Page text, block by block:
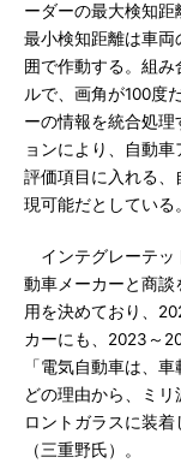
ーダーの最大検知距
最小検知距離は車
囲で作動する。組
ルで、画角が100度
ーの情報を統合処
ョンにより、自動
評価項目に入れる
現可能だとしている。
インテグレーテッ
動車メーカーと商
用を決めており、
カーにも、2023～
「電気自動車は、
どの理由から、ミ
ロントガラスに装着
（三重野氏）。